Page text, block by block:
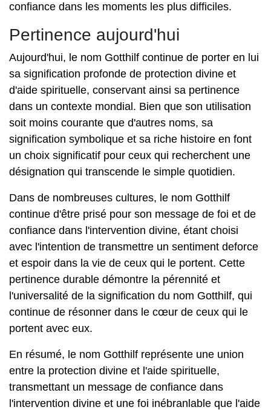
confiance dans les moments les plus difficiles.
Pertinence aujourd'hui
Aujourd'hui, le nom Gotthilf continue de porter en lui
sa signification profonde de protection divine et
d'aide spirituelle, conservant ainsi sa pertinence
dans un contexte mondial. Bien que son utilisation
soit moins courante que d'autres noms, sa
signification symbolique et sa riche histoire en font
un choix significatif pour ceux qui recherchent une
désignation qui transcende le simple quotidien.
Dans de nombreuses cultures, le nom Gotthilf
continue d'être prisé pour son message de foi et de
confiance dans l'intervention divine, étant choisi
avec l'intention de transmettre un sentiment deforce
et espoir dans la vie de ceux qui le portent. Cette
pertinence durable démontre la pérennité et
l'universalité de la signification du nom Gotthilf, qui
continue de résonner dans le cœur de ceux qui le
portent avec eux.
En résumé, le nom Gotthilf représente une union
entre la protection divine et l'aide spirituelle,
transmettant un message de confiance dans
l'intervention divine et une foi inébranlable que l'aide